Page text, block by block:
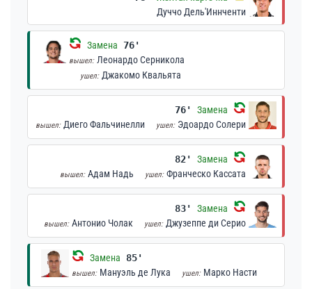
Дуччо Дель'Иннченти
Замена 76'
вышел: Леонардо Серникола
ушел: Джакомо Квальята
76' Замена
вышел: Диего Фальчинелли ушел: Эдоардо Солери
82' Замена
вышел: Адам Надь ушел: Франческо Кассата
83' Замена
вышел: Антонио Чолак ушел: Джузеппе ди Серио
Замена 85'
вышел: Мануэль де Лука ушел: Марко Насти